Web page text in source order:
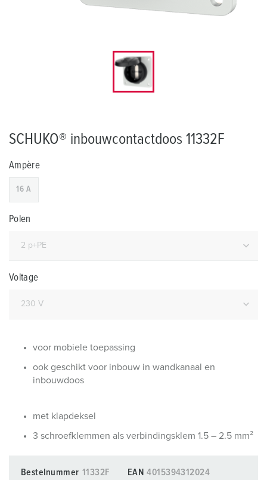
SCHUKO® inbouwcontactdoos 11332F
Ampère
16 A
Polen
Voltage
voor mobiele toepassing
ook geschikt voor inbouw in wandkanaal en
inbouwdoos
met klapdeksel
3 schroefklemmen als verbindingsklem 1.5 – 2.5 mm²
Bestelnummer 11332F EAN 4015394312024